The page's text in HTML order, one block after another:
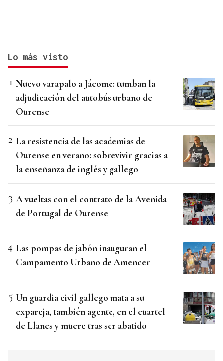
Lo más visto
Nuevo varapalo a Jácome: tumban la
adjudicación del autobús urbano de
Ourense
La resistencia de las academias de
Ourense en verano: sobrevivir gracias a
la enseñanza de inglés y gallego
A vueltas con el contrato de la Avenida
de Portugal de Ourense
Las pompas de jabón inauguran el
Campamento Urbano de Amencer
Un guardia civil gallego mata a su
expareja, también agente, en el cuartel
de Llanes y muere tras ser abatido